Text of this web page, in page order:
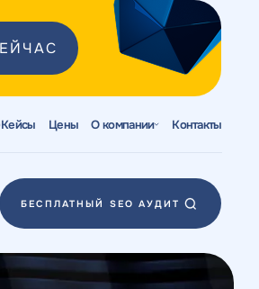
Кейсы Цены О компании Контакты
БЕСПЛАТНЫЙ SEO АУДИТ